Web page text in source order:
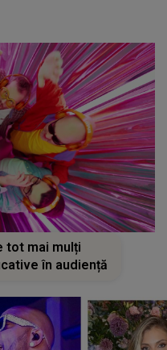
tot mai mulți
în audiență